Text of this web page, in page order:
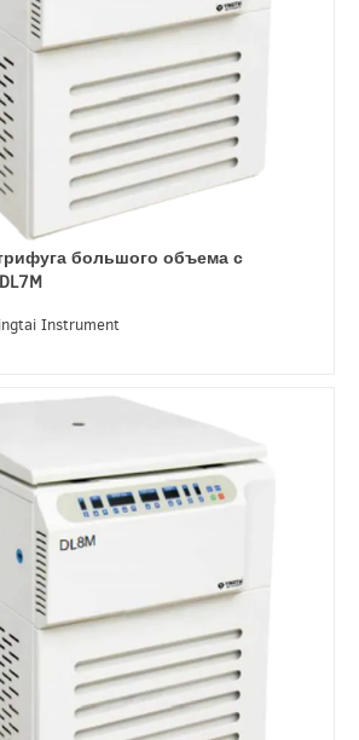
большого объема с
Instrument